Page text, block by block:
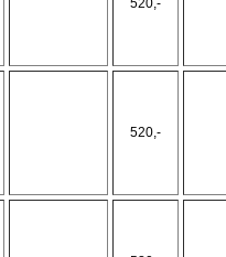
520,-
520,-